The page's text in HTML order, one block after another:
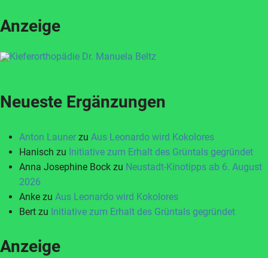
Anzeige
Neueste Ergänzungen
Anton Launer zu Aus Leonardo wird Kokolores
Hanisch zu Initiative zum Erhalt des Grüntals gegründet
Anna Josephine Bock zu Neustadt-Kinotipps ab 6. August
2026
Anke zu Aus Leonardo wird Kokolores
Bert zu Initiative zum Erhalt des Grüntals gegründet
Anzeige